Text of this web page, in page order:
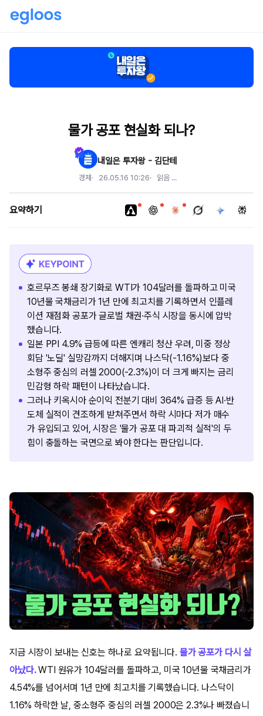
물가 공포 현실화 되나?
내일은 투자왕 - 김단테
경제 26.05.16 10:26 읽음 ...
요약하기
호르무즈 봉쇄 장기화로 WTI가 104달러를 돌파하고 미국
10년물 국채금리가 1년 만에 최고치를 기록하면서 인플레
이션 재점화 공포가 글로벌 채권·주식 시장을 동시에 압박
했습니다.
일본 PPI 4.9% 급등에 따른 엔캐리 청산 우려, 미중 정상
회담 '노딜' 실망감까지 더해지며 나스닥(-1.16%)보다 중
소형주 중심의 러셀 2000(-2.3%)이 더 크게 빠지는 금리
민감형 하락 패턴이 나타났습니다.
그러나 키옥시아 순이익 전분기 대비 364% 급증 등 AI·반
도체 실적이 견조하게 받쳐주면서 하락 시마다 저가 매수
가 유입되고 있어, 시장은 '물가 공포 대 파괴적 실적'의 두
힘이 충돌하는 국면으로 봐야 한다는 판단입니다.
지금 시장이 보내는 신호는 하나로 요약됩니다. 물가 공포가 다시 살
아났다.WTI 원유가 104달러를 돌파하고, 미국 10년물 국채금리가
4.54%를 넘어서며 1년 만에 최고치를 기록했습니다. 나스닥이
1.16% 하락한 날, 중소형주 중심의 러셀 2000은 2.3%나 빠졌습니